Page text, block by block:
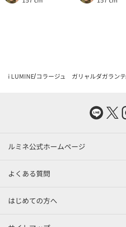
i LUMINE コラージュ ガリャルダガランテ
ルミネ公式ホームページ
よくある質問
はじめての方へ